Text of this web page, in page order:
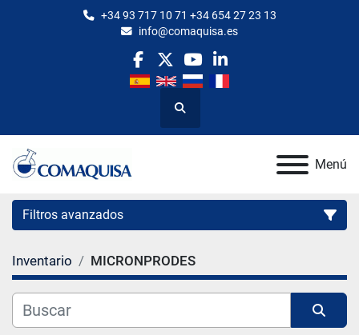
+34 93 717 10 71 +34 654 27 23 13
info@comaquisa.es
facebook
twitteryoutubelinkedin
Buscar
Menú
Filtros avanzados
Categoría
Fabricante
Inventario MICRONPRODES